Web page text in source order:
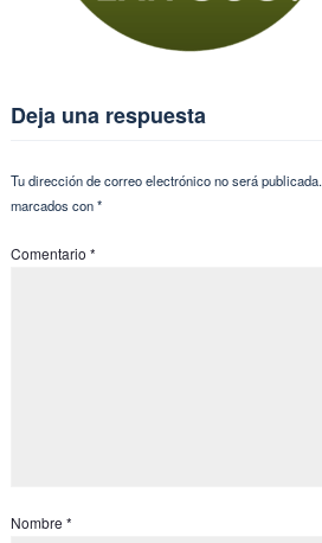
Deja una respuesta
Tu dirección de correo electrónico no será publicada.
marcados con*
Comentario *
Nombre *